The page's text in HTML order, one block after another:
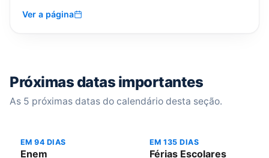
Ver a página
Próximas datas importantes
As 5 próximas datas do calendário desta seção.
EM 94 DIAS
Enem
EM 135 DIAS
Férias Escolares